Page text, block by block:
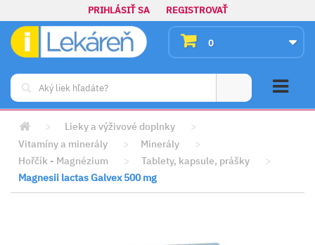
PRIHLÁSIŤ SA REGISTROVAŤ
0
> Lieky a výživové doplnky
>
Vitamíny a minerály
> Minerály
>
Hořčík - Magnézium
> Tablety, kapsule, prášky
>
Magnesii lactas Galvex 500 mg